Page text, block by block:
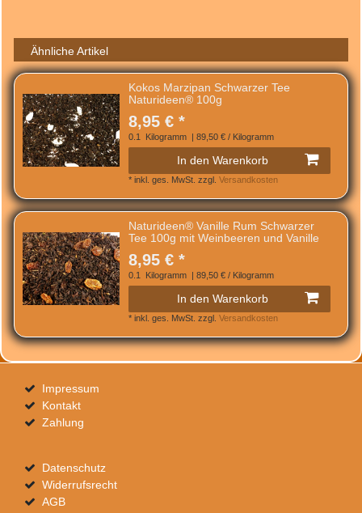
Ähnliche Artikel
Kokos Marzipan Schwarzer Tee
Naturideen® 100g
8,95 € *
0.1 Kilogramm | 89,50 € / Kilogramm
In den Warenkorb
* inkl. ges. MwSt. zzgl. Versandkosten
Naturideen® Vanille Rum Schwarzer
Tee 100g mit Weinbeeren und Vanille
8,95 € *
0.1 Kilogramm | 89,50 € / Kilogramm
In den Warenkorb
* inkl. ges. MwSt. zzgl. Versandkosten
Impressum
Kontakt
Zahlung
Datenschutz
Widerrufsrecht
AGB